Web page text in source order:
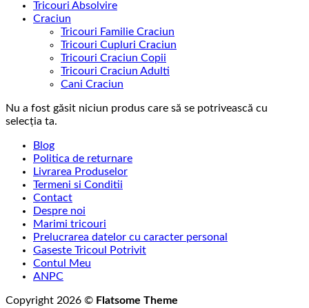
Tricouri Absolvire
Craciun
Tricouri Familie Craciun
Tricouri Cupluri Craciun
Tricouri Craciun Copii
Tricouri Craciun Adulti
Cani Craciun
Nu a fost găsit niciun produs care să se potrivească cu
selecția ta.
Blog
Politica de returnare
Livrarea Produselor
Termeni si Conditii
Contact
Despre noi
Marimi tricouri
Prelucrarea datelor cu caracter personal
Gaseste Tricoul Potrivit
Contul Meu
ANPC
Copyright 2026 © Flatsome Theme